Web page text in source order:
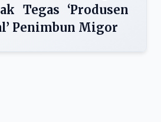
Tegas ‘Produsen
Penimbun Migor